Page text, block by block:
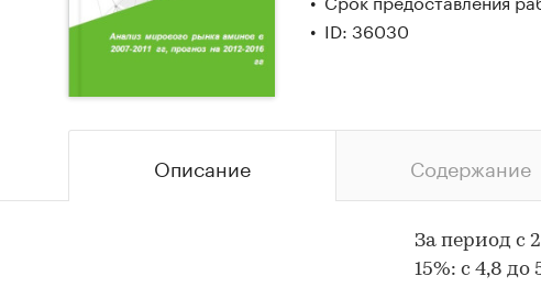
ID: 36030
Описание Содержание
За период с
15%: с 4,8